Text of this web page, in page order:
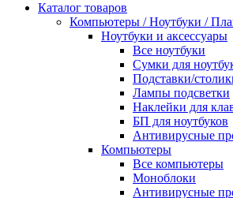
Каталог товаров
Компьютеры / Ноутбуки /
Ноутбуки и аксессуары
Все ноутбуки
Сумки для
Подставки/
Лампы подсветки
Наклейки для
БП для ноутбуков
Антивирусные
Компьютеры
Все компьютеры
Моноблоки
Антивирусные